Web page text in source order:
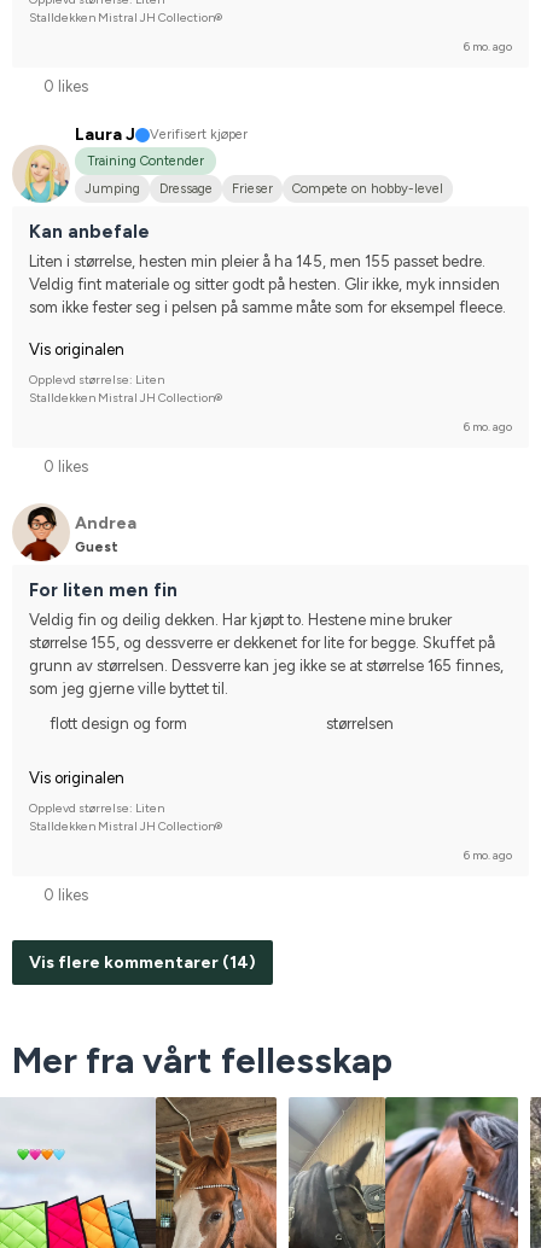
Stalldekken Mistral JH Collection®
6 mo. ago
0 likes
Laura J
Verifisert kjøper
Training Contender
Jumping
Dressage Frieser Compete on hobby-level
Kan anbefale
Liten i størrelse, hesten min pleier å ha 145, men 155 passet bedre.
Veldig fint materiale og sitter godt på hesten. Glir ikke, myk innsiden
som ikke fester seg i pelsen på samme måte som for eksempel fleece.
Vis originalen
Opplevd størrelse: Liten
Stalldekken Mistral JH Collection®
6 mo. ago
0 likes
Andrea
Guest
For liten men fin
Veldig fin og deilig dekken. Har kjøpt to. Hestene mine bruker
størrelse 155, og dessverre er dekkenet for lite for begge. Skuffet på
grunn av størrelsen. Dessverre kan jeg ikke se at størrelse 165 finnes,
som jeg gjerne ville byttet til.
flott design og form
størrelsen
Vis originalen
Opplevd størrelse: Liten
Stalldekken Mistral JH Collection®
6 mo. ago
0 likes
Vis flere kommentarer (14)
Mer fra vårt fellesskap